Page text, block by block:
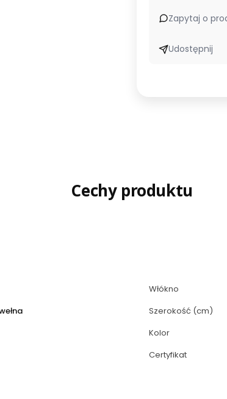
Zapytaj o
Udostępnij
Cechy produktu
Włókno
Szerokość (cm)
Kolor
Certyfikat